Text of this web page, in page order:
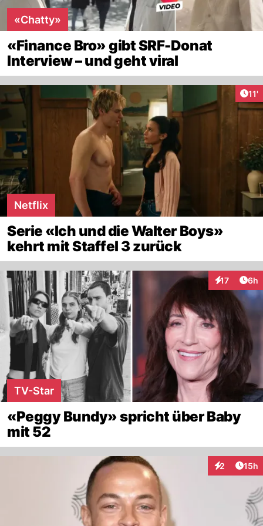
«Chatty»
«Finance Bro» gibt SRF-Donat
Interview – und geht viral
11'
Netflix
Serie «Ich und die Walter Boys»
kehrt mit Staffel 3 zurück
17 6h
TV-Star
«Peggy Bundy» spricht über Baby
mit 52
2
Interaktionen
15h